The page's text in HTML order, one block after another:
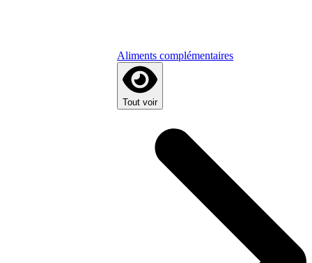
Aliments complémentaires
Tout voir